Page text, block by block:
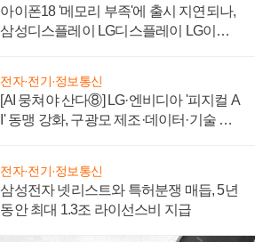
아이폰18 '메모리 부족'에 출시 지연되나,
삼성디스플레이 LG디스플레이 LG이노
전자·전기·정보통신
[AI 뭉쳐야 산다⑧] LG·엔비디아 '피지컬 A
I' 동맹 강화, 구광모 제조·데이터·기술 결
전자·전기·정보통신
삼성전자 넷리스트와 특허분쟁 매듭, 5년
동안 최대 1.3조 라이선스비 지급